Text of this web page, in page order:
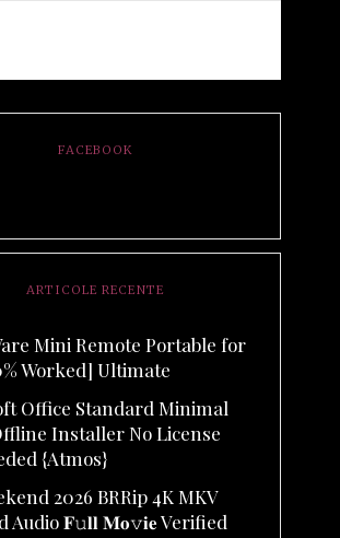
FACEBOOK
ARTICOLE RECENTE
Mini Remote Portable for
Worked] Ultimate
Office Standard Minimal
Installer No License
{Atmos}
2026 BRRip 4K MKV
Audio 𝐅𝚞𝐥𝐥 𝐌𝐨𝚟𝐢𝐞 Verified